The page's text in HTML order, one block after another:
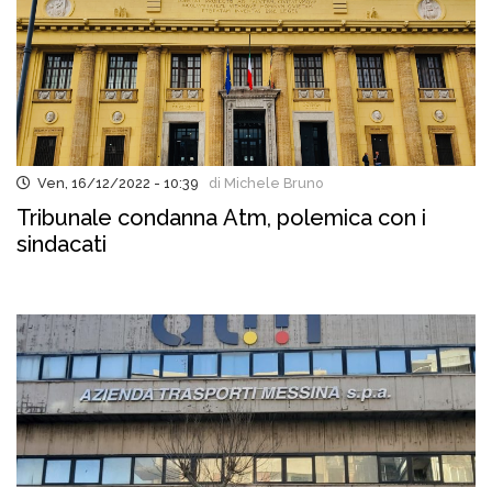
Ven, 16/12/2022 - 10:39 di Michele Bruno
Tribunale condanna Atm, polemica con i
sindacati